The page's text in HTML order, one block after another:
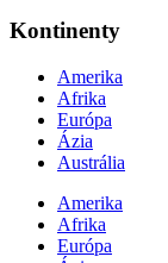
Kontinenty
Amerika
Afrika
Európa
Ázia
Austrália
Amerika
Afrika
Európa